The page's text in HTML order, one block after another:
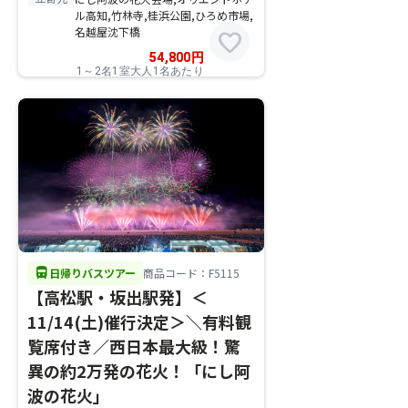
ル高知,竹林寺,桂浜公園,ひろめ市場,
名越屋沈下橋
54,800 円
1～2名1室大人1名あたり
favorite
directions_bus 日帰りバスツアー 商品コード：F5115
【高松駅・坂出駅発】＜
11/14(土)催行決定＞＼有料観
覧席付き／西日本最大級！驚
異の約2万発の花火！「にし阿
波の花火」